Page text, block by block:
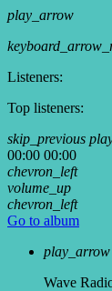
play_arrow
Listeners:
Top listeners:
skip_previous
00:00 00:00
chevron_left
volume_up
chevron_left
Go to album
play_arrow
Wave